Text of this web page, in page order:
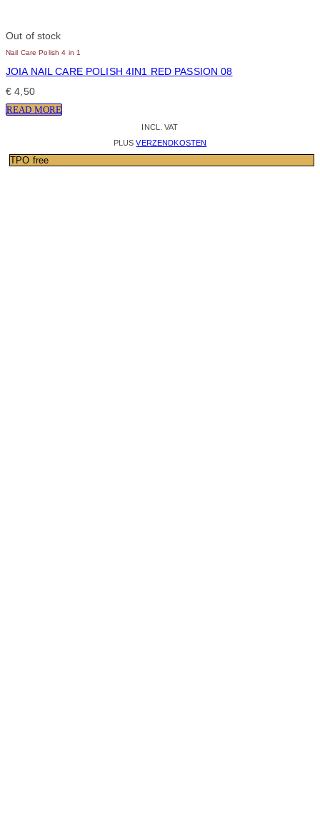
Out of stock
Nail Care Polish 4 in 1
JOIA NAIL CARE POLISH 4IN1 RED PASSION 08
€ 4,50
READ MORE
INCL. VAT
PLUSVERZENDKOSTEN
TPO free